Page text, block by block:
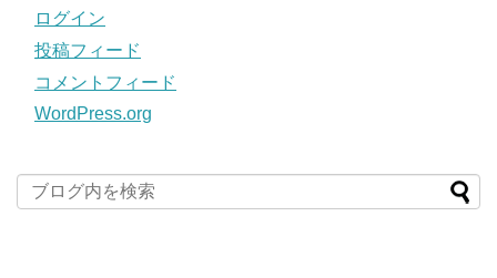
ログイン
投稿フィード
コメントフィード
WordPress.org